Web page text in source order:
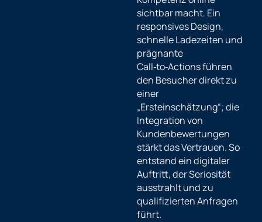
sichtbar macht. Ein
responsives Design,
schnelle Ladezeiten und
prägnante
Call‑to‑Actions führen
den Besucher direkt zu
einer
„Ersteinschätzung“; die
Integration von
Kundenbewertungen
stärkt das Vertrauen. So
entstand ein digitaler
Auftritt, der Seriosität
ausstrahlt und zu
qualifizierten Anfragen
führt.